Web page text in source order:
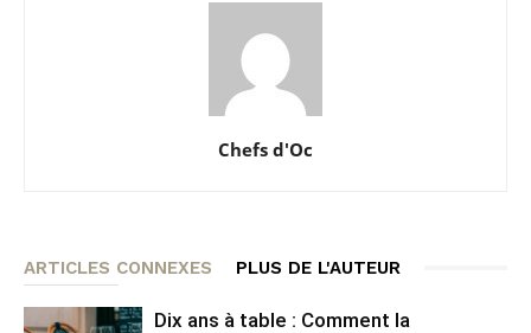
Chefs d'Oc
ARTICLES CONNEXES PLUS DE L'AUTEUR
Dix ans à table : Comment la